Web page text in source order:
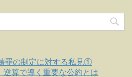
罪の制定に対する私見①
逆算で導く重要な公約とは